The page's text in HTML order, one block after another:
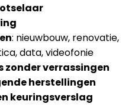
: nieuwbouw, renovatie,
data, videofonie
verrassingen
herstellingen
keuringsverslag